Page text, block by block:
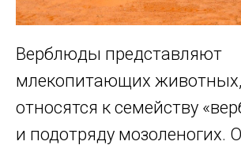
Верблюды представляют
млекопитающих
относятся к семейству
и подотряду мозоленогих.